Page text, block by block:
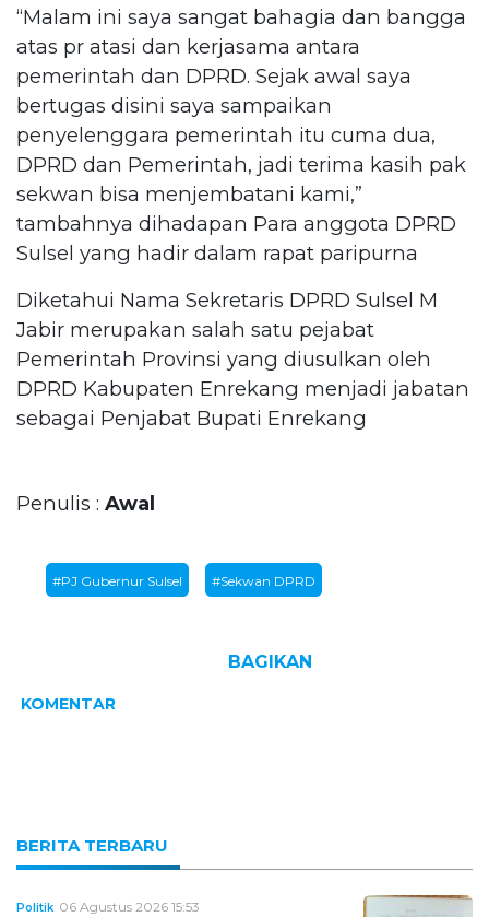
“Malam ini saya sangat bahagia dan bangga
atas pr atasi dan kerjasama antara
pemerintah dan DPRD. Sejak awal saya
bertugas disini saya sampaikan
penyelenggara pemerintah itu cuma dua,
DPRD dan Pemerintah, jadi terima kasih pak
sekwan bisa menjembatani kami,”
tambahnya dihadapan Para anggota DPRD
Sulsel yang hadir dalam rapat paripurna
Diketahui Nama Sekretaris DPRD Sulsel M
Jabir merupakan salah satu pejabat
Pemerintah Provinsi yang diusulkan oleh
DPRD Kabupaten Enrekang menjadi jabatan
sebagai Penjabat Bupati Enrekang
Penulis : Awal
#PJ Gubernur Sulsel #Sekwan DPRD
BAGIKAN
KOMENTAR
BERITA TERBARU
Politik 06 Agustus 2026 15:53